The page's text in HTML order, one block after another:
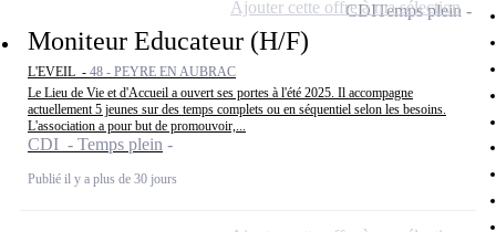
Moniteur Educateur (H/F)
L'EVEIL - 48 - PEYRE EN AUBRAC
Le Lieu de Vie et d'Accueil a ouvert ses portes à l'été 2025. Il accompagne
actuellement 5 jeunes sur des temps complets ou en séquentiel selon les besoins.
L'association a pour but de promouvoir,...
CDI - Temps plein
Publié il y a plus de 30 jours
CDITemps plein
Ajouter cette offre à ma sélection